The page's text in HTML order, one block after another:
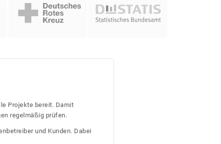
Projekte bereit. Damit
regelmäßig prüfen.
und Kunden. Dabei